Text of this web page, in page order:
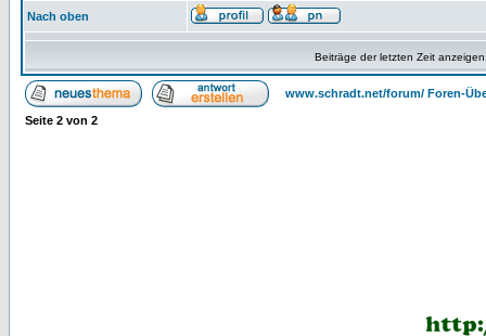
Nach oben
Beiträge der letzten Zeit
www.schradt.net/forum/ Foren-
Seite 2 von 2